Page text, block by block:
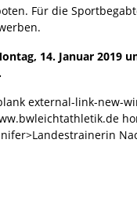
Für die
14. Januar 2019
external-link-new-